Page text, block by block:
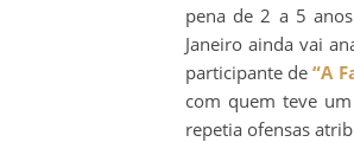
pena de 2 a 5
Janeiro ainda vai
participante de“A
com quem teve
repetia ofensas